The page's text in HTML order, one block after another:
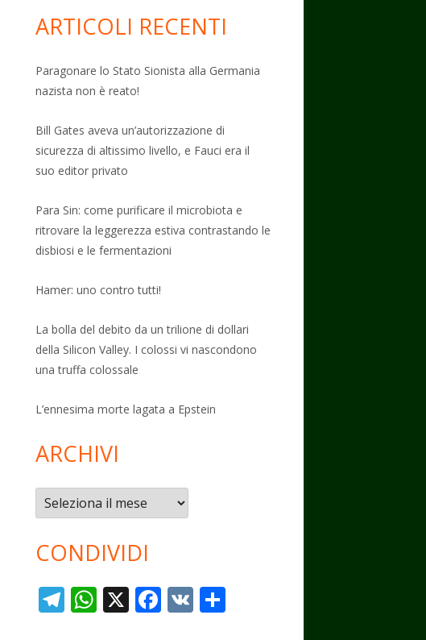
ARTICOLI RECENTI
Paragonare lo Stato Sionista alla Germania
nazista non è reato!
Bill Gates aveva un’autorizzazione di
sicurezza di altissimo livello, e Fauci era il
suo editor privato
Para Sin: come purificare il microbiota e
ritrovare la leggerezza estiva contrastando le
disbiosi e le fermentazioni
Hamer: uno contro tutti!
La bolla del debito da un trilione di dollari
della Silicon Valley. I colossi vi nascondono
una truffa colossale
L’ennesima morte lagata a Epstein
ARCHIVI
Archivi
CONDIVIDI
T W X F V